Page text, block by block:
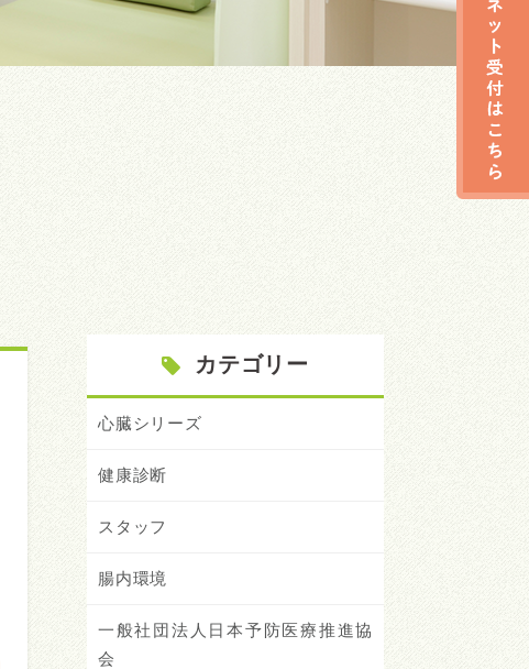
カテゴリー
心臓シリーズ
健康診断
スタッフ
腸内環境
一般社団法人日本予防医療推進協
会